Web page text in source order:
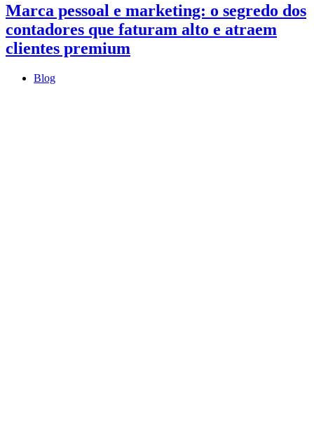
Marca pessoal e marketing: o segredo dos
contadores que faturam alto e atraem
clientes premium
Blog